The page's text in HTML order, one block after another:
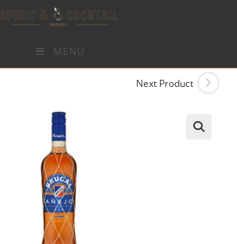
MENU
Next Product